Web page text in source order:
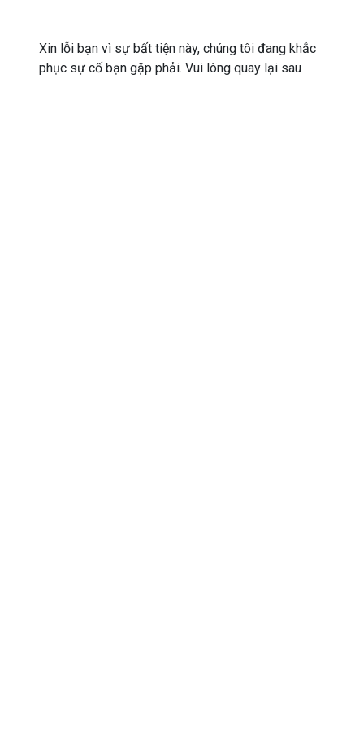
Xin lỗi bạn vì sự bất tiện này, chúng tôi đang khắc
phục sự cố bạn gặp phải. Vui lòng quay lại sau